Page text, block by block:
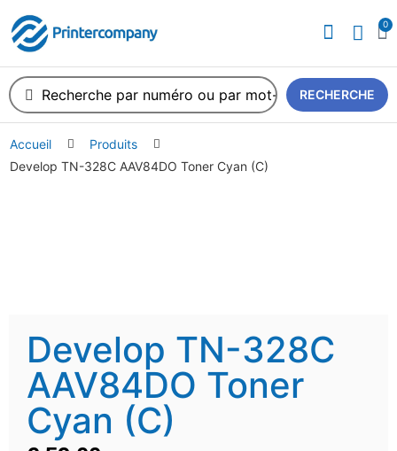
0
RECHERCHE
Accueil
Produits
Develop TN-328C AAV84DO Toner Cyan (C)
Develop TN-328C
AAV84DO Toner
Cyan (C)